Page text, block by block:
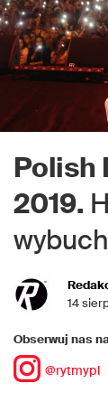
Polish
2019.
14
Obserwuj nas
@rytmypl